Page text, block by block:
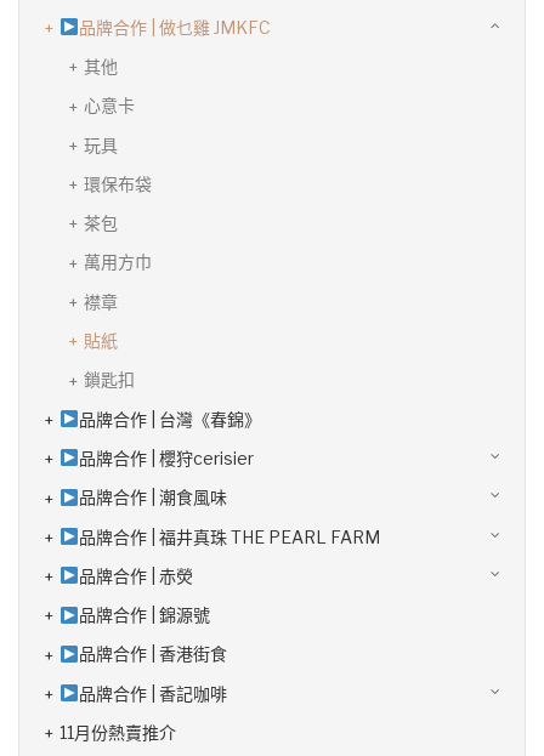
品牌合作 | 做乜雞 JMKFC
其他
心意卡
玩具
環保布袋
茶包
萬用方巾
襟章
貼紙
鎖匙扣
品牌合作 | 台灣《春錦》
品牌合作 | 櫻狩cerisier
品牌合作 | 潮食風味
品牌合作 | 福井真珠 THE PEARL FARM
品牌合作 | 赤熒
品牌合作 | 錦源號
品牌合作 | 香港街食
品牌合作 | 香記咖啡
11月份熱賣推介